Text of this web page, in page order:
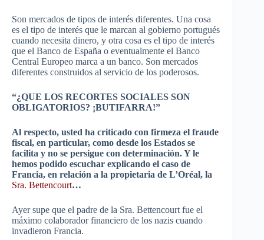
Son mercados de tipos de interés diferentes. Una cosa
es el tipo de interés que le marcan al gobierno portugués
cuando necesita dinero, y otra cosa es el tipo de interés
que el Banco de España o eventualmente el Banco
Central Europeo marca a un banco. Son mercados
diferentes construidos al servicio de los poderosos.
“¿QUE LOS RECORTES SOCIALES SON
OBLIGATORIOS? ¡BUTIFARRA!”
Al respecto, usted ha criticado con firmeza el fraude
fiscal, en particular, como desde los Estados se
facilita y no se persigue con determinación. Y le
hemos podido escuchar explicando el caso de
Francia, en relación a la propietaria de L’Oréal, la
Sra. Bettencourt…
Ayer supe que el padre de la Sra. Bettencourt fue el
máximo colaborador financiero de los nazis cuando
invadieron Francia.